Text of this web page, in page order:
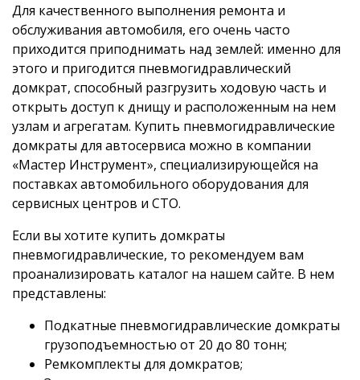
Для качественного выполнения ремонта и
обслуживания автомобиля, его очень часто
приходится приподнимать над землей: именно для
этого и пригодится пневмогидравлический
домкрат, способный разгрузить ходовую часть и
открыть доступ к днищу и расположенным на нем
узлам и агрегатам. Купить пневмогидравлические
домкраты для автосервиса можно в компании
«Мастер Инструмент», специализирующейся на
поставках автомобильного оборудования для
сервисных центров и СТО.
Если вы хотите купить домкраты
пневмогидравлические, то рекомендуем вам
проанализировать каталог на нашем сайте. В нем
представлены:
Подкатные пневмогидравлические домкраты
грузоподъемностью от 20 до 80 тонн;
Ремкомплекты для домкратов;